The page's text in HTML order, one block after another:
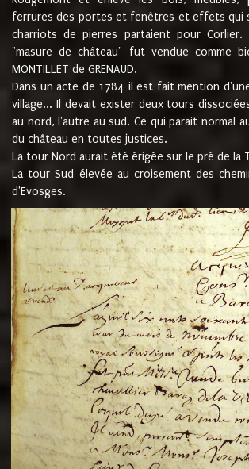
ferrures des portes et fenêtres et effets qui
charriots de pierres partaient pour
"masure de château" fut vendue comme
MONTILLET de GRENAUD.
Dans un acte de 1784 il est fait mention
village... Il devait exister deux tours
au nord, l'autre au sud. Ce qui parait normal
du château en toutes justices.
La tour Nord aurait été érigée sur le pré de la
La tour Sud élevée au croisement des
d'Evosges.